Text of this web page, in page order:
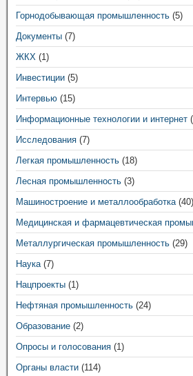
Горнодобывающая промышленность (5)
Документы (7)
ЖКХ (1)
Инвестиции (5)
Интервью (15)
Информационные технологии и интернет
Исследования (7)
Легкая промышленность (18)
Лесная промышленность (3)
Машиностроение и металлообработка(40)
Медицинская и фармацевтическая
Металлургическая промышленность (29)
Наука(7)
Нацпроекты (1)
Нефтяная промышленность (24)
Образование (2)
Опросы и голосования (1)
Органы власти (114)